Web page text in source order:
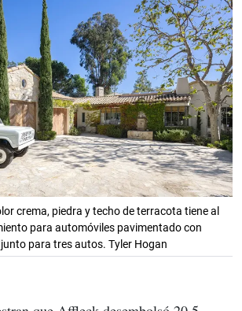
crema, piedra y techo de terracota tiene al
para automóviles pavimentado con
para tres autos. Tyler Hogan